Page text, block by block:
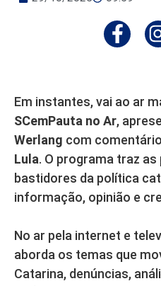
Em instantes, vai ao ar
SCemPauta no Ar,
Werlang com
Lula. O programa traz
bastidores da política
informação, opinião e
No ar pela internet e
aborda os temas que
Catarina, denúncias,